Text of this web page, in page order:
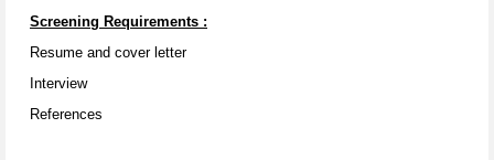
Screening Requirements :
Resume and cover letter
Interview
References